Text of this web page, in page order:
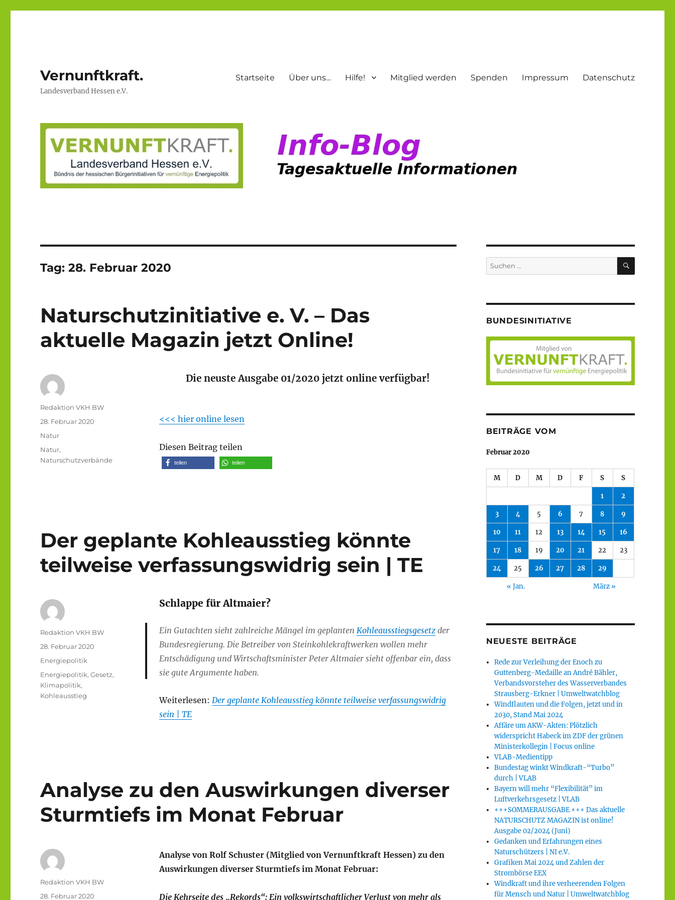
Vernunftkraft.
Landesverband Hessen e.V.
Startseite Über uns… Hilfe! Mitglied werden Spenden Impressum Datenschutz
Tag:28. Februar 2020
Naturschutzinitiative e. V. – Das
aktuelle Magazin jetzt Online!
Die neuste Ausgabe 01/2020 jetzt online verfügbar!
<<< hier online lesen
Diesen Beitrag teilen
teilen teilen
Autor
Redaktion VKH BW
Veröffentlicht
28. Februar 2020
Kategorien
Natur
Schlagwörter
Natur,
Naturschutzverbände
Der geplante Kohleausstieg könnte
teilweise verfassungswidrig sein | TE
Schlappe für Altmaier?
Ein Gutachten sieht zahlreiche Mängel im geplanten Kohleausstiegsgesetzder
Bundesregierung. Die Betreiber von Steinkohlekraftwerken wollen mehr
Entschädigung und Wirtschaftsminister Peter Altmaier sieht offenbar ein, dass
sie gute Argumente haben.
Weiterlesen: Der geplante Kohleausstieg könnte teilweise verfassungswidrig
sein | TE
Autor
Redaktion VKH BW
Veröffentlicht
28. Februar 2020
Kategorien
Energiepolitik
Schlagwörter
Energiepolitik,Gesetz,
Klimapolitik,
Kohleausstieg
Analyse zu den Auswirkungen diverser
Sturmtiefs im Monat Februar
Analyse von Rolf Schuster (Mitglied von Vernunftkraft Hessen) zu den
Auswirkungen diverser Sturmtiefs im Monat Februar:
Die Kehrseite des „Rekords“: Ein volkswirtschaftlicher Verlust von mehr als
Autor
Redaktion VKH BW
Veröffentlicht
28. Februar 2020
Suche
nach:
SUCHEN
BUNDESINITIATIVE
BEITRÄGE VOM
Februar 2020
M D M D F S S
1 2
3 4 5 6 7 8 9
10 11 12 13 14 15 16
17 18 19 20 21 22 23
24 25 26 27 28 29
« Jan. März »
NEUESTE BEITRÄGE
Rede zur Verleihung der Enoch zu
Guttenberg-Medaille an André Bähler,
Verbandsvorsteher des Wasserverbandes
Strausberg-Erkner | Umweltwatchblog
Windflauten und die Folgen, jetzt und in
2030, Stand Mai 2024
Affäre um AKW-Akten: Plötzlich
widerspricht Habeck im ZDF der grünen
Ministerkollegin | Focus online
VLAB-Medientipp
Bundestag winkt Windkraft-“Turbo”
durch | VLAB
Bayern will mehr “Flexibilität” im
Luftverkehrsgesetz | VLAB
+++SOMMERAUSGABE +++ Das aktuelle
NATURSCHUTZ MAGAZIN ist online!
Ausgabe 02/2024 (Juni)
Gedanken und Erfahrungen eines
Naturschützers | NI e.V.
Grafiken Mai 2024 und Zahlen der
Strombörse EEX
Windkraft und ihre verheerenden Folgen
für Mensch und Natur | Umweltwatchblog